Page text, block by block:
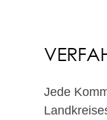
Jede